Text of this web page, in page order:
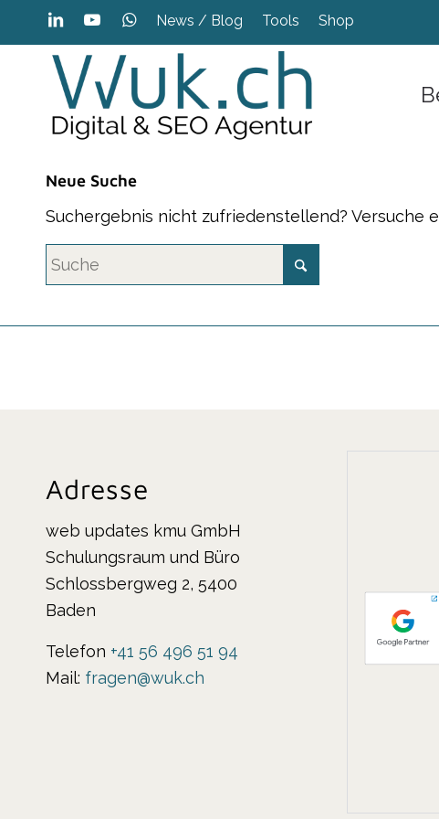
News / Blog Tools Shop
Neue Suche
Suchergebnis nicht zufriedenstellend? Versuche
Adresse
web updates kmu GmbH
Schulungsraum und Büro
Schlossbergweg 2, 5400
Baden
Telefon +41 56 496 51 94
Mail: fragen@wuk.ch